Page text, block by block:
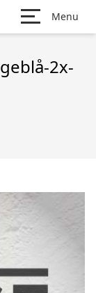
Menu
2x-